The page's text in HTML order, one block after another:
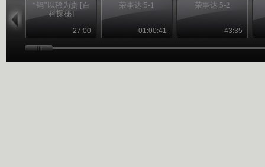
“钨”以稀为贵 [百
科探秘]
27:00
荣事达 5-1
01:00:41
荣事达 5-2
43:35